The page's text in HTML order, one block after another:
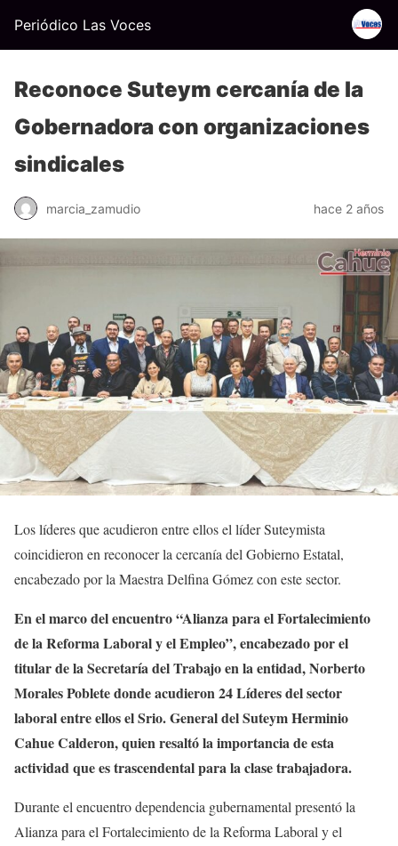
Periódico Las Voces
Reconoce Suteym cercanía de la
Gobernadora con organizaciones
sindicales
marcia_zamudio hace 2 años
Los líderes que acudieron entre ellos el líder Suteymista
coincidieron en reconocer la cercanía del Gobierno Estatal,
encabezado por la Maestra Delfina Gómez con este sector.
En el marco del encuentro “Alianza para el Fortalecimiento
de la Reforma Laboral y el Empleo”, encabezado por el
titular de la Secretaría del Trabajo en la entidad, Norberto
Morales Poblete donde acudieron 24 Líderes del sector
laboral entre ellos el Srio. General del Suteym Herminio
Cahue Calderon, quien resaltó la importancia de esta
actividad que es trascendental para la clase trabajadora.
Durante el encuentro dependencia gubernamental presentó la
Alianza para el Fortalecimiento de la Reforma Laboral y el